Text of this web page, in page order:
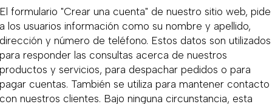
formulario "Crear una cuenta" de nuestro sitio web, pide
los usuarios información como su nombre y apellido,
y número de teléfono. Estos datos son utilizados
responder las consultas acerca de nuestros
y servicios, para despachar pedidos o para
cuentas. También se utiliza para mantener contacto
nuestros clientes. Bajo ninguna circunstancia, esta